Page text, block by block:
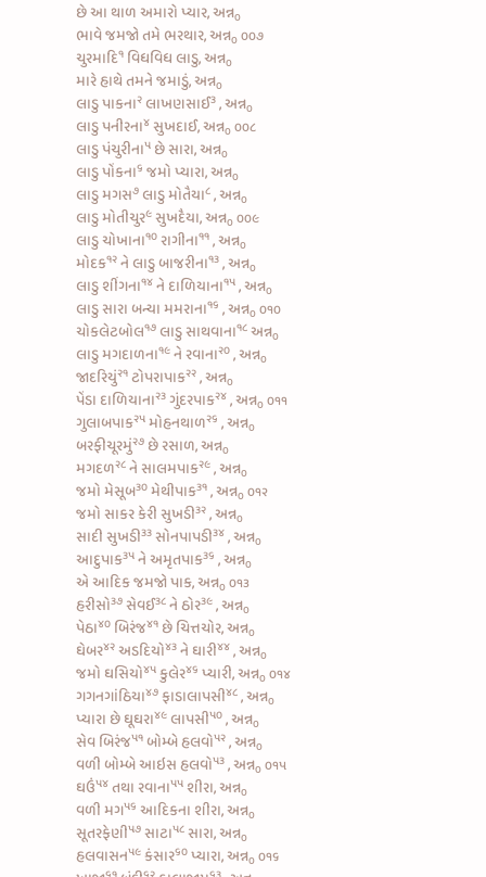
છે આ થાળ અમારો પ્યાર, અન્ન૦
ભાવે જમજો તમે ભરથાર, અન્ન૦ ૦૦૭
ચુરમાદિ૧ વિધવિધ લાડુ, અન્ન૦
મારે હાથે તમને જમાડું, અન્ન૦
લાડુ પાકના૨ લાખણસાઈ૩ , અન્ન૦
લાડુ પનીરના૪ સુખદાઈ, અન્ન૦ ૦૦૮
લાડુ પંચુરીના૫ છે સારા, અન્ન૦
લાડુ પોંકના૬ જમો પ્યારા, અન્ન૦
લાડુ મગસ૭ લાડુ મોતૈયા૮ , અન્ન૦
લાડુ મોતીચુર૯ સુખદૈયા, અન્ન૦ ૦૦૯
લાડુ ચોખાના૧૦ રાગીના૧૧ , અન્ન૦
મોદક૧૨ ને લાડુ બાજરીના૧૩ , અન્ન૦
લાડુ શીંગના૧૪ ને દાળિયાના૧૫ , અન્ન૦
લાડુ સારા બન્યામમરાના૧૬ , અન્ન૦ ૦૧૦
ચોકલેટબોલ૧૭ લાડુ સાથવાના૧૮ અન્ન૦
લાડુ મગદાળના૧૯ નેરવાના૨૦ , અન્ન૦
જાદરિયું૨૧ ટોપરાપાક૨૨ , અન્ન૦
પેંડા દાળિયાના૨૩ ગુંદરપાક૨૪ , અન્ન૦ ૦૧૧
ગુલાબપાક૨૫ મોહનથાળ૨૬ , અન્ન૦
બરફીચૂરમું૨૭ છે રસાળ, અન્ન૦
મગદળ૨૮ નેસાલમપાક૨૯ , અન્ન૦
જમોમેસૂબ૩૦ મેથીપાક૩૧ , અન્ન૦ ૦૧૨
જમોસાકર કેરી સુખડી૩૨ , અન્ન૦
સાદી સુખડી૩૩ સોનપાપડી૩૪ , અન્ન૦
આદુપાક૩૫ નેઅમૃતપાક૩૬ , અન્ન૦
એ આદિક જમજો પાક, અન્ન૦ ૦૧૩
હરીસો૩૭ સેવઈ૩૮ નેઠોર૩૯ , અન્ન૦
પેઠા૪૦ બિરંજ૪૧ છે ચિત્તચોર, અન્ન૦
ઘેબર૪૨ અડદિયો૪૩ ને ઘારી૪૪ , અન્ન૦
જમો ઘસિયો૪૫ કુલેર૪૬ પ્યારી, અન્ન૦ ૦૧૪
ગગનગાંઠિયા૪૭ ફાડાલાપસી૪૮ , અન્ન૦
પ્યારા છેઘૂઘરા૪૯ લાપસી૫૦ , અન્ન૦
સેવ બિરંજ૫૧ બોમ્બે હલવો૫૨ , અન્ન૦
વળી બોમ્બે આઇસ હલવો૫૩ , અન્ન૦ ૦૧૫
ઘઉં૫૪ તથારવાના૫૫ શીરા, અન્ન૦
વળીમગ૫૬ આદિકના શીરા, અન્ન૦
સૂતરફેણી૫૭ સાટા૫૮ સારા, અન્ન૦
હલવાસન૫૯ કંસાર૬૦ પ્યારા, અન્ન૦ ૦૧૬